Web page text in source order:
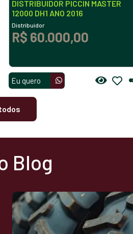
DISTRIBUIDOR PICCIN MASTER
12000 DH1 ANO 2016
Distribuidor
R$ 60.000,00
Eu quero
Blog